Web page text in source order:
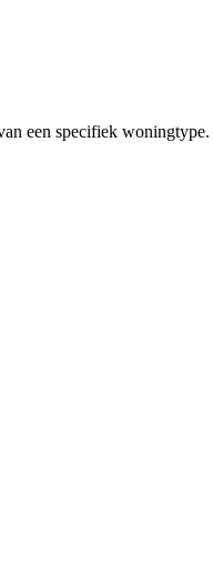
een specifiek